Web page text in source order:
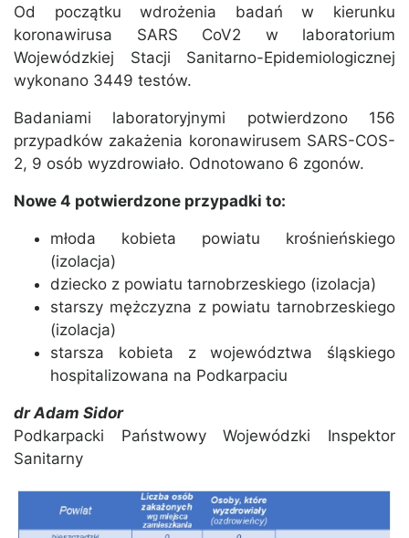
Od początku wdrożenia badań w kierunku
koronawirusa SARS CoV2 w laboratorium
Wojewódzkiej Stacji Sanitarno-Epidemiologicznej
wykonano 3449 testów.
Badaniami laboratoryjnymi potwierdzono 156
przypadków zakażenia koronawirusem SARS-COS-
2, 9 osób wyzdrowiało. Odnotowano 6 zgonów.
Nowe 4 potwierdzone przypadki to:
młoda kobieta powiatu krośnieńskiego
(izolacja)
dziecko z powiatu tarnobrzeskiego (izolacja)
starszy mężczyzna z powiatu tarnobrzeskiego
(izolacja)
starsza kobieta z województwa śląskiego
hospitalizowana na Podkarpaciu
dr Adam Sidor
Podkarpacki Państwowy Wojewódzki Inspektor
Sanitarny